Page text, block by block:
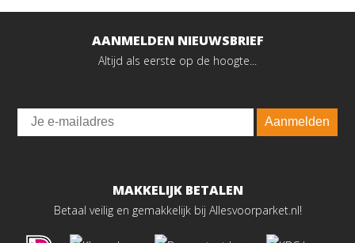
AANMELDEN NIEUWSBRIEF
Altijd als eerste op de hoogte...
Email
Aanmelden
MAKKELIJK BETALEN
Betaal veilig en gemakkelijk bij Allesvoorparket.nl!